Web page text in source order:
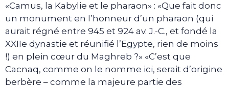
«Camus, la Kabylie et le pharaon» : «Que fait donc
un monument en l’honneur d’un pharaon (qui
aurait régné entre 945 et 924 av. J.-C., et fondé la
XXIIe dynastie et réunifié l’Egypte, rien de moins
!) en plein cœur du Maghreb ?» «C’est que
Cacnaq, comme on le nomme ici, serait d’origine
berbère – comme la majeure partie des